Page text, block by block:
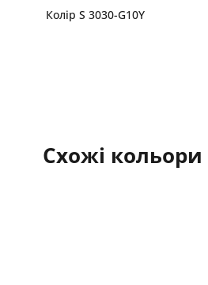
Колір S 3030-G10Y
Схожі кольори